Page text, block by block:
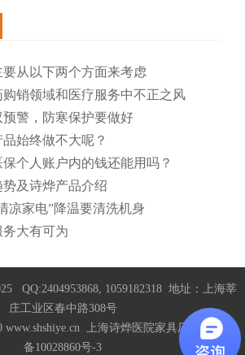
要从以下两个方面来考虑
购销领域和医疗服务中不正之风
预警，防寒保护要做好
始终做不大呢？
保个人账户内的钱还能用吗​？
势及诗烨产品介绍
凉家电”降温要清洗机身
务大有可为
QQ:2404953868, 1059182318 地址：上海莘
庄工业区春中路308号
www.shshiye.cn 上海诗烨医院家具厂家沪ICP
备10028860号-3